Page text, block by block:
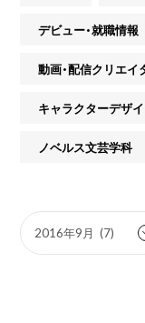
デビュー・就職情報
動画・配信クリエイ
キャラクターデザ
ノベルス文芸学科